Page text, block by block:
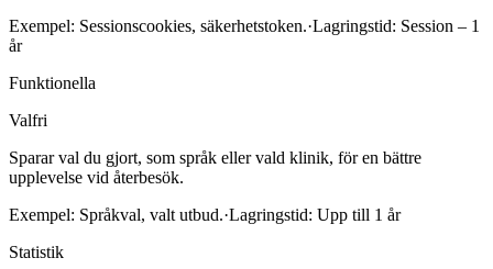
Exempel: Sessionscookies, säkerhetstoken.·Lagringstid: Session – 1
år
Funktionella
Valfri
Sparar val du gjort, som språk eller vald klinik, för en bättre
upplevelse vid återbesök.
Exempel: Språkval, valt utbud.·Lagringstid: Upp till 1 år
Statistik